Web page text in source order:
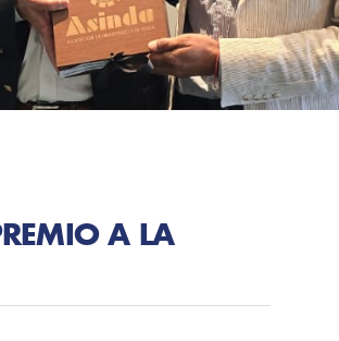
A LA